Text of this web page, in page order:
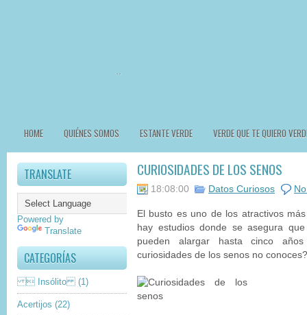
HOME QUIÉNES SOMOS ESTANTE VERDE VERDE QUE TE QUIERO
TRANSLATE
Powered by
Translate
CATEGORÍAS
 Insólito (1)
Acertijos (22)
CURIOSIDADES DE LOS SENOS
18:08:00 Datos Curiosos
El busto es uno de los atractivos
hay estudios donde se asegura
pueden alargar hasta cinco
curiosidades de los senos no conoces?